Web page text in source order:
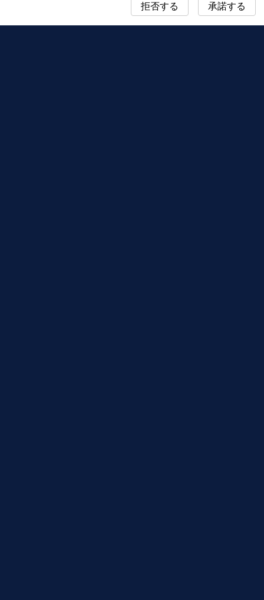
承諾する
拒否する